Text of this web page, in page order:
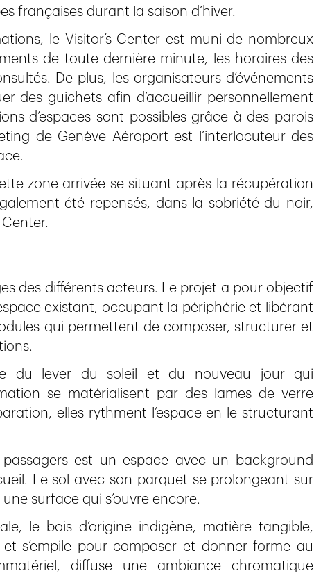
françaises durant la saison d’hiver.
le Visitor’s Center est muni de nombreux
de toute dernière minute, les horaires des
De plus, les organisateurs d’événements
des guichets afin d’accueillir personnellement
d’espaces sont possibles grâce à des parois
de Genève Aéroport est l’interlocuteur des
zone arrivée se situant après la récupération
été repensés, dans la sobriété du noir,
des différents acteurs. Le projet a pour objectif
existant, occupant la périphérie et libérant
qui permettent de composer, structurer et
du lever du soleil et du nouveau jour qui
se matérialisent par des lames de verre
elles rythment l’espace en le structurant
passagers est un espace avec un background
Le sol avec son parquet se prolongeant sur
surface qui s’ouvre encore.
le bois d’origine indigène, matière tangible,
s’empile pour composer et donner forme au
diffuse une ambiance chromatique